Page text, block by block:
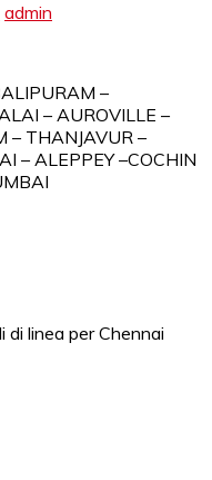
admin
–
– AUROVILLE –
– THANJAVUR –
– ALEPPEY –COCHIN
linea per Chennai